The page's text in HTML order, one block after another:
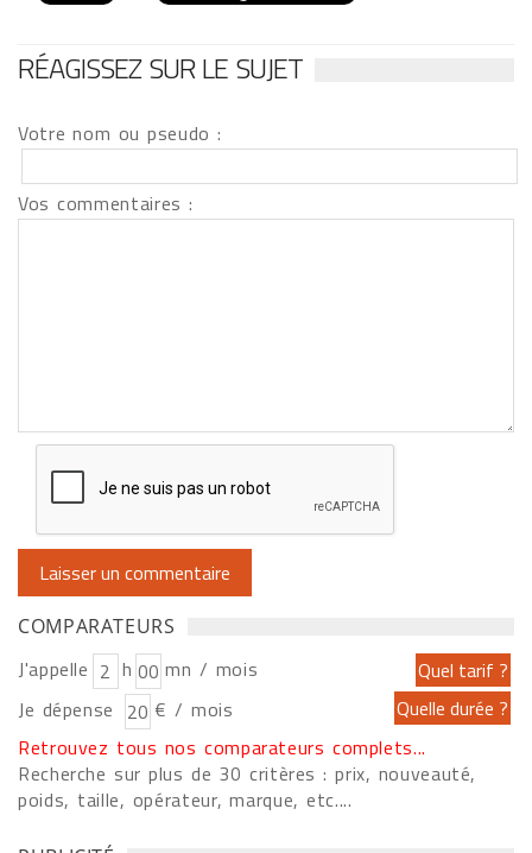
RÉAGISSEZ SUR LE SUJET
Votre nom ou pseudo :
Vos commentaires :
COMPARATEURS
J'appelle h
mn / mois
Je dépense
€ / mois
Retrouvez tous nos comparateurs complets...
Recherche sur plus de 30 critères : prix, nouveauté,
poids, taille, opérateur, marque, etc....